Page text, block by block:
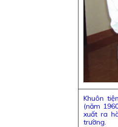
Khuôn
(năm
xuất ra
trường.